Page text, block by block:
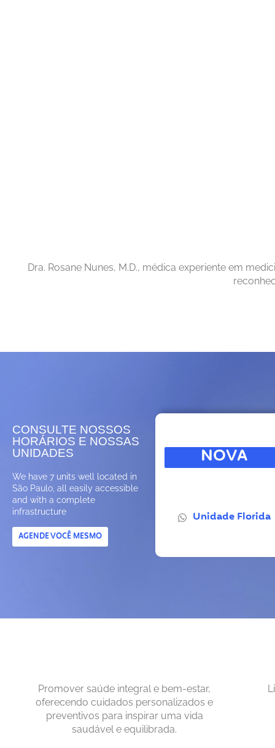
Dra. Rosane Nunes, M.D., médica experiente em
CONSULTE NOSSOS
HORÁRIOS E NOSSAS
UNIDADES
We have 7 units well located in
São Paulo, all easily accessible
and with a complete
infrastructure
AGENDE VOCÊ MESMO
NOVA
Unidade Florida
Promover saúde integral e bem-estar,
oferecendo cuidados personalizados e
preventivos para inspirar uma vida
saudável e equilibrada.